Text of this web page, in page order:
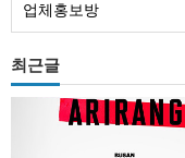
업체홍보방
최근글